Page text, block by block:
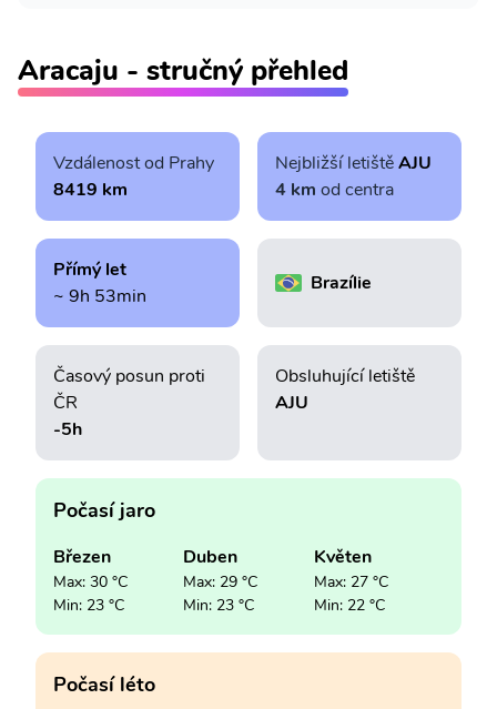
Aracaju - stručný přehled
Vzdálenost od Prahy
8419 km
Nejbližší letištěAJU
4 km od centra
Přímý let
~ 9h 53min
Brazílie
Časový posun proti
ČR
-5h
Obsluhující letiště
AJU
Počasí jaro
Březen
Max: 30 °C
Min: 23 °C
Duben
Max: 29 °C
Min: 23 °C
Květen
Max: 27 °C
Min: 22 °C
Počasí léto